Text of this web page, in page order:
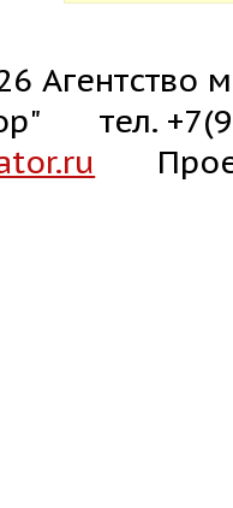
Агентство
тел.